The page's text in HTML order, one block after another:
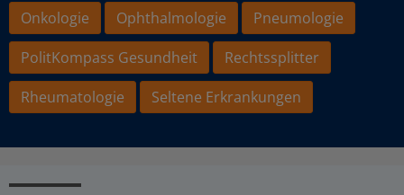
Onkologie
Ophthalmologie
Pneumologie
PolitKompass Gesundheit
Rechtssplitter
Rheumatologie
Seltene Erkrankungen